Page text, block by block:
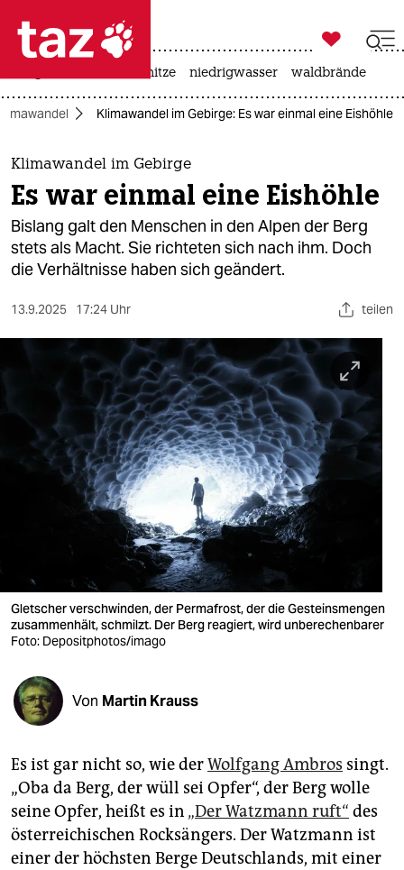
 taz zahl ich
taz zahl ich
themen
politik
öko
nord
wahrheit
veranstaltungen
shop
unterstützen
genossenschaft
epaper login

taz zahl ich
hitze niedrigwasser waldbrände
Klimawandel im Gebirge: Es war einmal eine Eishöhle
Klimawandel im Gebirge
Es war einmal eine Eishöhle
Bislang galt den Menschen in den Alpen der Berg
stets als Macht. Sie richteten sich nach ihm. Doch
die Verhältnisse haben sich geändert.
13.9.2025 17:24 Uhr teilen
Gletscher verschwinden, der Permafrost, der die Gesteinsmengen
zusammenhält, schmilzt. Der Berg reagiert, wird unberechenbarer
Foto: Depositphotos/imago
Von Martin Krauss
Es ist gar nicht so, wie derWolfgang Ambros singt.
„Oba da Berg, der wüll sei Opfer“, der Berg wolle
seine Opfer, heißt es in „Der Watzmann ruft“ des
österreichischen Rocksängers. Der Watzmann ist
einer der höchsten Berge Deutschlands, mit einer